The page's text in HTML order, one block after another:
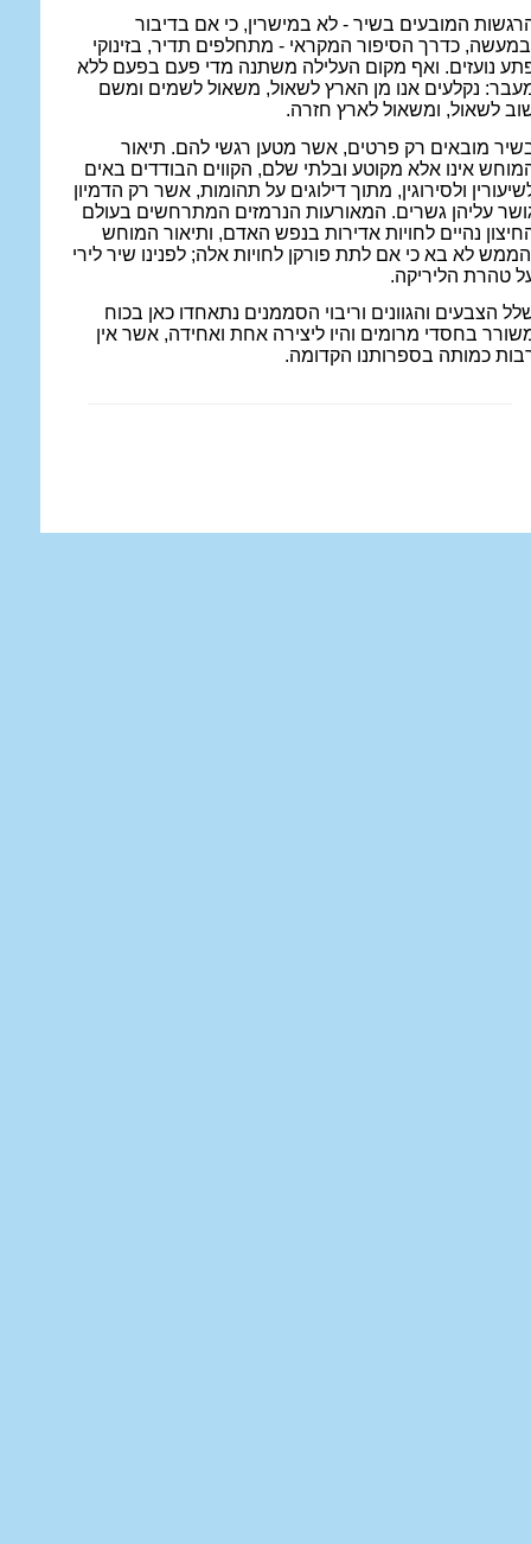
המובעים בשיר - לא במישרין, כי אם בדיבור
כדרך הסיפור המקראי - מתחלפים תדיר, בזינוקי
נועזים. ואף מקום העלילה משתנה מדי פעם בפעם ללא
נקלעים אנו מן הארץ לשאול, משאול לשמים ומשם
לשאול, ומשאול לארץ חזרה.
מובאים רק פרטים, אשר מטען רגשי להם. תיאור
אינו אלא מקוטע ובלתי שלם, הקווים הבודדים באים
ולסירוגין, מתוך דילוגים על תהומות, אשר רק הדמיון
עליהן גשרים. המאורעות הנרמזים המתרחשים בעולם
נהיים לחויות אדירות בנפש האדם, ותיאור המוחש
לא בא כי אם לתת פורקן לחויות אלה; לפנינו שיר לירי
טהרת הליריקה.
הצבעים והגוונים וריבוי הסממנים נתאחדו כאן בכוח
בחסדי מרומים והיו ליצירה אחת ואחידה, אשר אין
כמותה בספרותנו הקדומה.